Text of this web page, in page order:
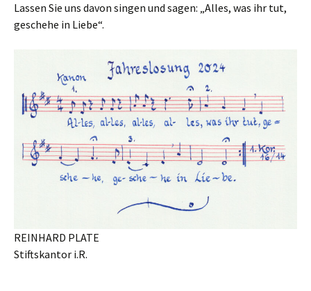
Lassen Sie uns davon singen und sagen: „Alles, was ihr tut,
geschehe in Liebe“.
REINHARD PLATE
Stiftskantor i.R.